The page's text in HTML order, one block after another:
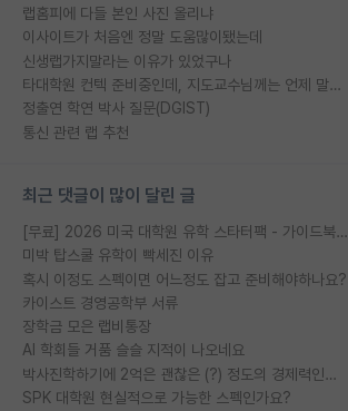
랩홈피에 다들 본인 사진 올리냐
이사이트가 처음엔 정말 도움많이됐는데
신생랩가지말라는 이유가 있었구나
타대학원 컨텍 준비중인데, 지도교수님께는 언제 말씀드려야 할까요?
정출연 학연 박사 질문(DGIST)
통신 관련 랩 추천
최근 댓글이 많이 달린 글
[무료] 2026 미국 대학원 유학 스타터팩 - 가이드북 & 합격자 컨택메일 템플릿
미박 탑스쿨 유학이 빡세진 이유
혹시 이정도 스펙이면 어느정도 잡고 준비해야하나요?
카이스트 경영공학부 서류
장학금 모은 랩비통장
AI 학회들 거품 슬슬 지적이 나오네요
박사진학하기에 2억은 괜찮은 (?) 정도의 경제력인가요
SPK 대학원 현실적으로 가능한 스펙인가요?